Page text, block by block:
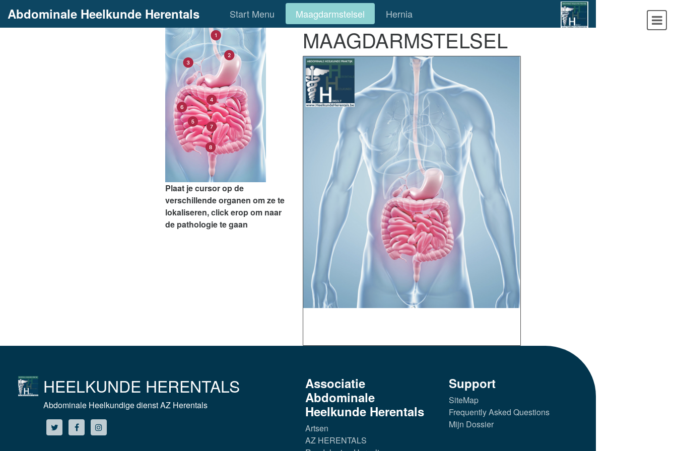
Abdominale Heelkunde Herentals Start Menu Maagdarmstelsel Hernia
Plaat je cursor op de
verschillende organen om ze te
lokaliseren, click erop om naar
de pathologie te gaan
MAAGDARMSTELSEL
HEELKUNDE HERENTALS
Abdominale Heelkundige dienst AZ Herentals
Associatie
Abdominale
Heelkunde Herentals
Artsen
AZ HERENTALS
Support
SiteMap
Frequently Asked Questions
Mijn Dossier